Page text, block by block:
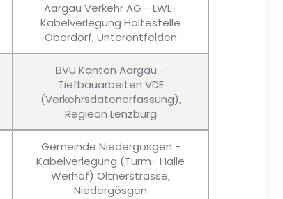
Aargau Verkehr AG - LWL-
Kabelverlegung Haltestelle
Oberdorf, Unterentfelden
BVU Kanton Aargau -
Tiefbauarbeiten VDE
(Verkehrsdatenerfassung),
Regieon Lenzburg
Gemeinde Niedergösgen -
Kabelverlegung (Turm- Halle
Werhof) Oltnerstrasse,
Niedergösgen